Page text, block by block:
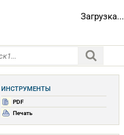
Загрузка...
ИНСТРУМЕНТЫ
PDF
Печать